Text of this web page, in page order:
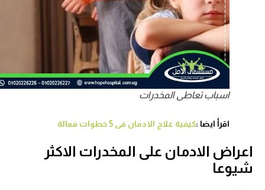
اسباب تعاطى المخدرات
اقرأ ايضا :كيفية علاج الادمان فى 5 خطوات فعالة
اعراض الادمان على المخدرات الاكثر
شيوعا